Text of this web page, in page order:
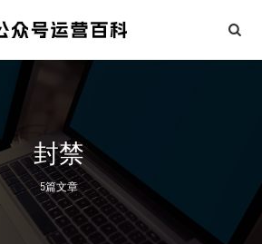
封禁
5篇文章